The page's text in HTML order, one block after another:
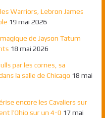
Warriors, Lebron James
19 mai 2026
de Jayson Tatum
18 mai 2026
par les cornes, sa
la salle de Chicago 18 mai
encore les Cavaliers sur
l’Ohio sur un 4-0 17 mai